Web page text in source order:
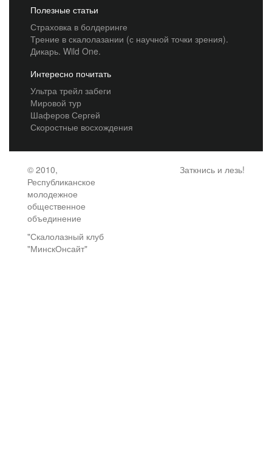
Полезные статьи
Страховка в болдеринге
Трение в скалолазании (с научной точки зрения).
Дикарь. Wild One.
Интересно почитать
Ультра трейл забеги
Мировой тур
Шаферов Сергей
Скоростные восхождения
© 2010,
Республиканское
молодежное
общественное
объединение
"Скалолазный клуб
"МинскОнсайт"
Заткнись и лезь!